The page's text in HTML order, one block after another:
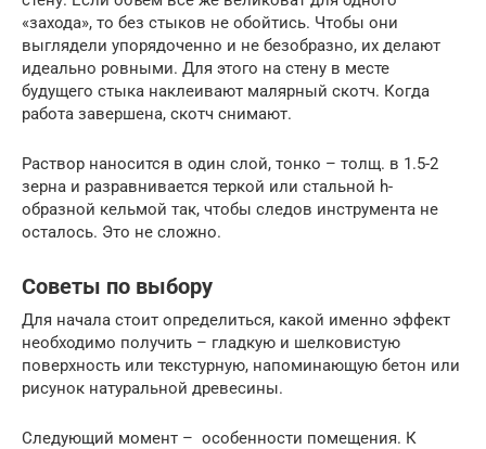
«захода», то без стыков не обойтись. Чтобы они
выглядели упорядоченно и не безобразно, их делают
идеально ровными. Для этого на стену в месте
будущего стыка наклеивают малярный скотч. Когда
работа завершена, скотч снимают.
Раствор наносится в один слой, тонко – толщ. в 1.5-2
зерна и разравнивается теркой или стальной h-
образной кельмой так, чтобы следов инструмента не
осталось. Это не сложно.
Советы по выбору
Для начала стоит определиться, какой именно эффект
необходимо получить – гладкую и шелковистую
поверхность или текстурную, напоминающую бетон или
рисунок натуральной древесины.
Следующий момент – особенности помещения. К